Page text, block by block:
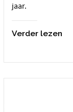
jaar.
Verder lezen